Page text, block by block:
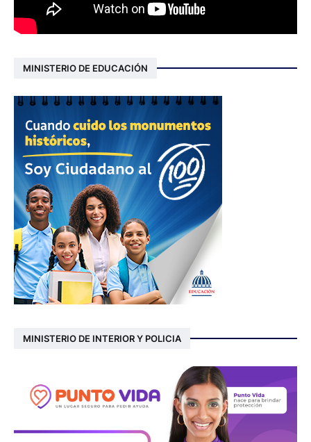
MINISTERIO DE EDUCACIÓN
MINISTERIO DE INTERIOR Y POLICIA